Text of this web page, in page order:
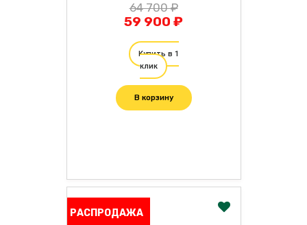
64 700 ₽
59 900 ₽
Купить в 1
клик
В корзину
РАСПРОДАЖА